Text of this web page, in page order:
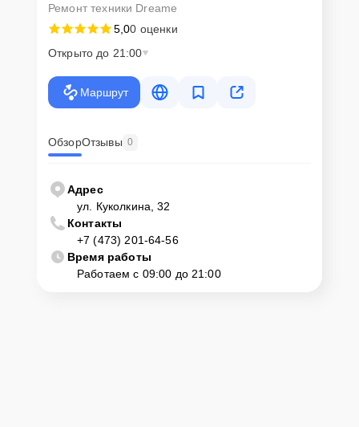
Ремонт техники Dreame
5,00 оценки
Открыто до 21:00
Маршрут
ОбзорОтзывы 0
Адрес
ул. Куколкина, 32
Контакты
+7 (473) 201-64-56
Время работы
Работаем с 09:00 до 21:00